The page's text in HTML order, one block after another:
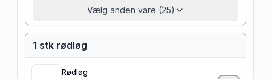
Vælg anden vare (25)
1 stk rødløg
Rødløg